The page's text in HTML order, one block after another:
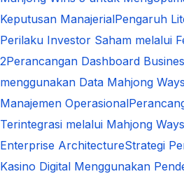
Keputusan ManajerialPengaruh
Perilaku Investor Saham melalui
2Perancangan Dashboard
menggunakan Data Mahjong
Manajemen Operasional
Terintegrasi melalui Mahjong
Enterprise ArchitectureStrategi
Kasino Digital Menggunakan